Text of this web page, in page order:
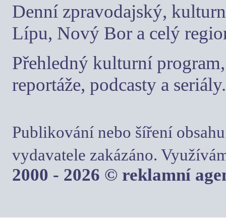
Denní zpravodajský,
Lípu, Nový Bor a celý
Přehledný kulturní
reportáže, podcasty a seriály.
Publikování nebo šíření
vydavatele zakázáno.
2000 - 2026 © reklamní